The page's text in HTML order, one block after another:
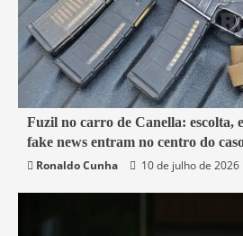
7 min read
Belford Roxo
Brasil Política
Fuzil no carro de Canella: escolta,
fake news entram no centro do
Ronaldo Cunha
10 de julho de 2026